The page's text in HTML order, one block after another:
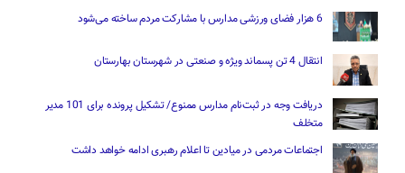
6 هزار فضای ورزشی مدارس با مشارکت مردم ساخته می‌شود
انتقال 4 تن پسماند ویژه و صنعتی در شهرستان بهارستان
دریافت وجه در ثبت‌نام مدارس ممنوع/ تشکیل پرونده برای 101 مدیر
متخلف
اجتماعات مردمی در میادین تا اعلام رهبری ادامه خواهد داشت